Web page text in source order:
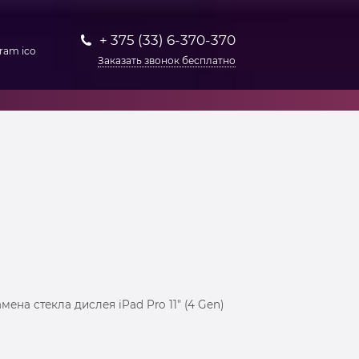
+ 375 (33) 6-370-370
Заказать звонок бесплатно